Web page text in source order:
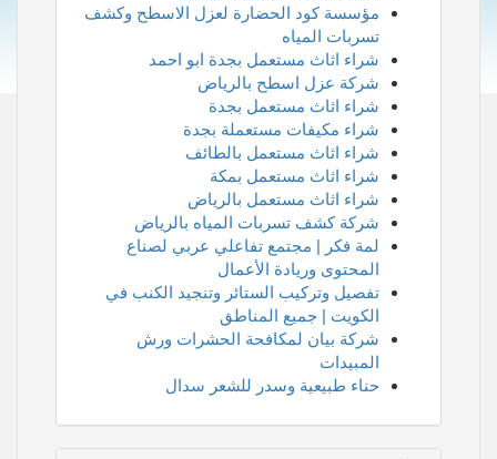
مؤسسة كود الحضارة لعزل الاسطح وكشف
تسربات المياه
شراء اثاث مستعمل بجدة ابو احمد
شركة عزل اسطح بالرياض
شراء اثاث مستعمل بجدة
شراء مكيفات مستعملة بجدة
شراء اثاث مستعمل بالطائف
شراء اثاث مستعمل بمكة
شراء اثاث مستعمل بالرياض
شركة كشف تسربات المياه بالرياض
لمة فكر | مجتمع تفاعلي عربي لصناع
المحتوى وريادة الأعمال
تفصيل وتركيب الستائر وتنجيد الكنب في
الكويت | جميع المناطق
شركة بيان لمكافحة الحشرات ورش
المبيدات
حناء طبيعية وسدر للشعر سدال